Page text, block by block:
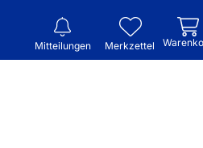
Mitteilungen Merkzettel